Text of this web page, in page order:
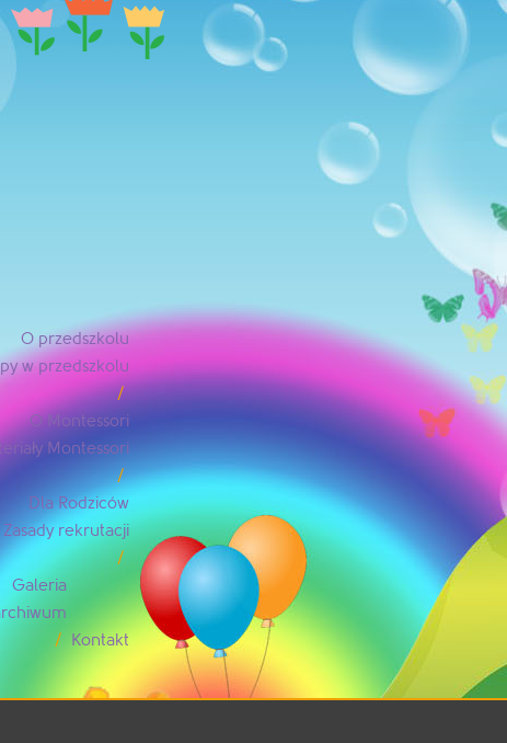
O przedszkolu
w przedszkolu
O Montessori
Montessori
Dla Rodziców
Zasady rekrutacji
Galeria
Kontakt